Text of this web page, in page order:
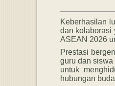
Keberhasilan
dan kolaborasi
ASEAN 2026
Prestasi
guru dan
untuk
hubungan